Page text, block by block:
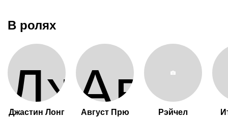
В ролях
Джастин Лонг
Август Прю
Рэйчел